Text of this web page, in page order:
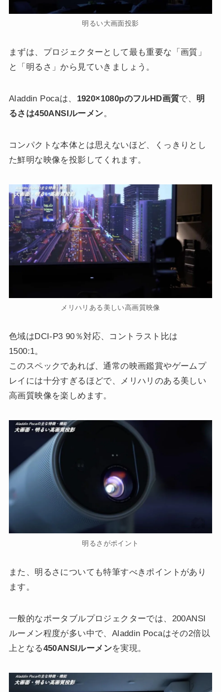
明るい大画面投影
まずは、プロジェクターとして最も重要な「画質」
と「明るさ」から見ていきましょう。
Aladdin Pocaは、 1920×1080pのフルHD画質で、 明
るさは450ANSIルーメン。
コンパクトな本体とは思えないほど、くっきりとし
た鮮明な映像を投影してくれます。
メリハリある美しい高画質映像
色域はDCI-P3 90％対応、コントラスト比は
1500:1。
このスペックであれば、通常の映画鑑賞やゲームプ
レイには十分すぎるほどで、メリハリのある美しい
高画質映像を楽しめます。
明るさがポイント
また、明るさについても特筆すべきポイントがあり
ます。
一般的なポータブルプロジェクターでは、200ANSI
ルーメン程度が多い中で、Aladdin Pocaはその2倍以
上となる450ANSIルーメンを実現。